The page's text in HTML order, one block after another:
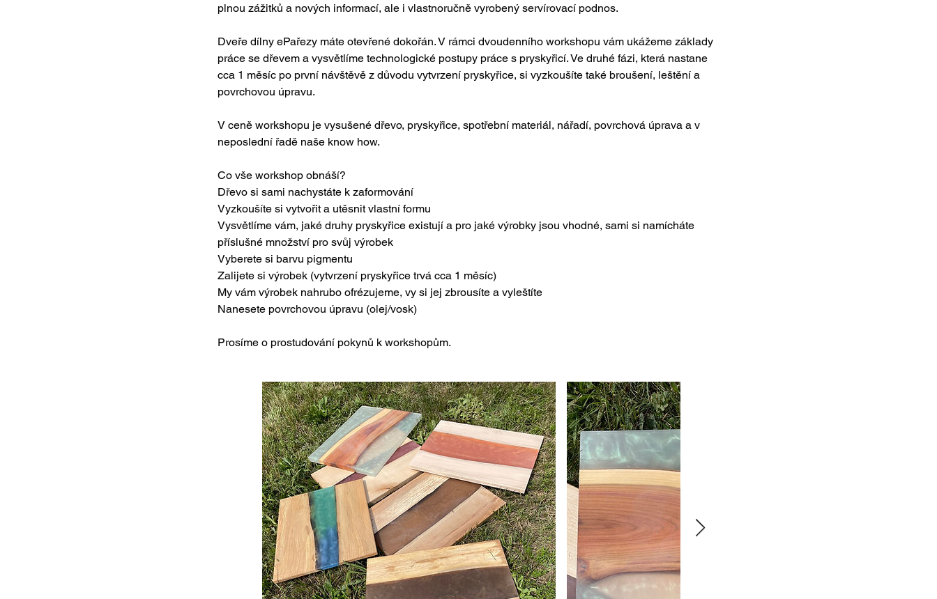
plnou zážitků a nových informací, ale i vlastnoručně vyrobený servírovací podnos.
Dveře dílny ePařezy máte otevřené dokořán. V rámci dvoudenního workshopu vám ukážeme základy
práce se dřevem a vysvětlíme technologické postupy práce s pryskyřicí. Ve druhé fázi, která nastane
cca 1 měsíc po první návštěvě z důvodu vytvrzení pryskyřice, si vyzkoušíte také broušení, leštění a
povrchovou úpravu.
V ceně workshopu je vysušené dřevo, pryskyřice, spotřební materiál, nářadí, povrchová úprava a v
neposlední řadě naše know how.
Co vše workshop obnáší?
Dřevo si sami nachystáte k zaformování
Vyzkoušíte si vytvořit a utěsnit vlastní formu
Vysvětlíme vám, jaké druhy pryskyřice existují a pro jaké výrobky jsou vhodné, sami si namícháte
příslušné množství pro svůj výrobek
Vyberete si barvu pigmentu
Zalijete si výrobek (vytvrzení pryskyřice trvá cca 1 měsíc)
My vám výrobek nahrubo ofrézujeme, vy si jej zbrousíte a vyleštíte
Nanesete povrchovou úpravu (olej/vosk)
Prosíme o prostudování pokynů k workshopům.